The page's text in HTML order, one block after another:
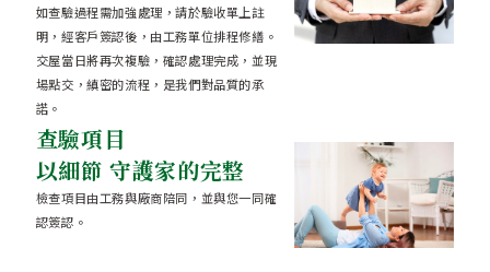
如查驗過程需加強處理，請於驗收單上註
明，經客戶簽認後，由工務單位排程修繕。
交屋當日將再次複驗，確認處理完成，並現
場點交，縝密的流程，是我們對品質的承
諾。
查驗項目
以細節 守護家的完整
檢查項目由工務與廠商陪同，並與您一同確
認簽認。